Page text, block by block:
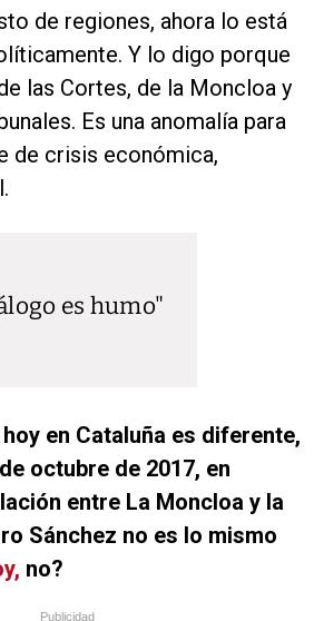
de regiones, ahora lo está
Y lo digo porque
las Cortes, de la Moncloa y
Es una anomalía para
de crisis económica,
es humo
en Cataluña es diferente,
octubre de 2017, en
entre La Moncloa y la
Sánchez no es lo mismo
no?
Publicidad